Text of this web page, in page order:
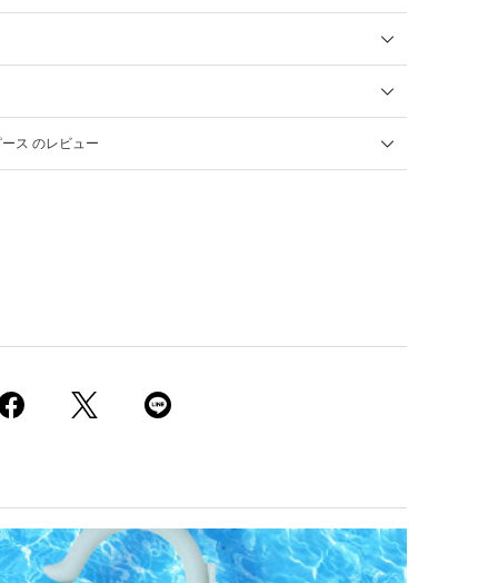
ス のレビュー